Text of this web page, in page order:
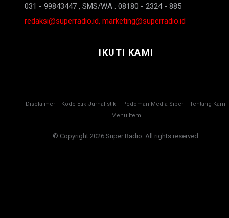
031 - 99843447 , SMS/WA : 08180 - 2324 - 885
redaksi@superradio.id, marketing@superradio.id
IKUTI KAMI
Disclaimer Kode Etik Jurnalistik Pedoman Media Siber
Tentang Kami
Menu Item
© Copyright 2026 Super Radio. All rights reserved.